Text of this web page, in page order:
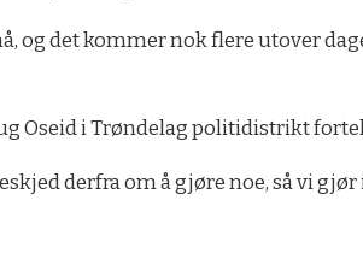
og det kommer nok flere utover
Oseid i Trøndelag politidistrikt
derfra om å gjøre noe, så vi